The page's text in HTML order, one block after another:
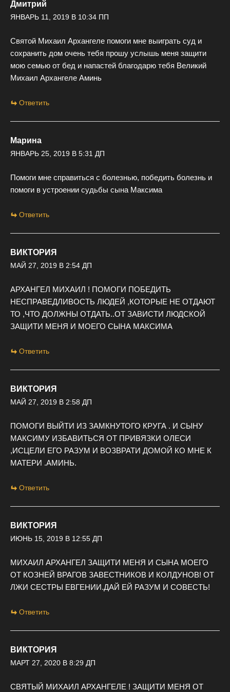
Дмитрий
ЯНВАРЬ 11, 2019 В 10:34 ПП
Святой Михаил Архангеле помоги мне выиграть суд и
сохранить дом очень тебя прошу услышь меня защити
мою семью от бед и напастей благодарю тебя Великий
Михаил Архангеле Аминь
Ответить
Марина
ЯНВАРЬ 25, 2019 В 5:31 ДП
Помоги мне справиться с болезнью, победить болезнь и
помоги в устроении судьбы сына Максима
Ответить
ВИКТОРИЯ
МАЙ 27, 2019 В 2:54 ДП
АРХАНГЕЛ МИХАИЛ ! ПОМОГИ ПОБЕДИТЬ
НЕСПРАВЕДЛИВОСТЬ ЛЮДЕЙ ,КОТОРЫЕ НЕ ОТДАЮТ
ТО ,ЧТО ДОЛЖНЫ ОТДАТЬ..ОТ ЗАВИСТИ ЛЮДСКОЙ
ЗАЩИТИ МЕНЯ И МОЕГО СЫНА МАКСИМА
Ответить
ВИКТОРИЯ
МАЙ 27, 2019 В 2:58 ДП
ПОМОГИ ВЫЙТИ ИЗ ЗАМКНУТОГО КРУГА . И СЫНУ
МАКСИМУ ИЗБАВИТЬСЯ ОТ ПРИВЯЗКИ ОЛЕСИ
,ИСЦЕЛИ ЕГО РАЗУМ И ВОЗВРАТИ ДОМОЙ КО МНЕ К
МАТЕРИ .АМИНЬ.
Ответить
ВИКТОРИЯ
ИЮНЬ 15, 2019 В 12:55 ДП
МИХАИЛ АРХАНГЕЛ ЗАЩИТИ МЕНЯ И СЫНА МОЕГО
ОТ КОЗНЕЙ ВРАГОВ ЗАВЕСТНИКОВ И КОЛДУНОВ! ОТ
ЛЖИ СЕСТРЫ ЕВГЕНИИ.ДАЙ ЕЙ РАЗУМ И СОВЕСТЬ!
Ответить
ВИКТОРИЯ
МАРТ 27, 2020 В 8:29 ДП
СВЯТЫЙ МИХАИЛ АРХАНГЕЛЕ ! ЗАЩИТИ МЕНЯ ОТ